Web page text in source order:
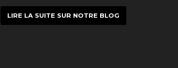
LIRE LA SUITE SUR NOTRE BLOG